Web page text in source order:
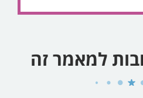
למאמר זה